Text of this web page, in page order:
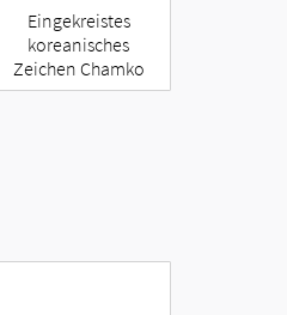
Eingekreistes
koreanisches
Zeichen Chamko